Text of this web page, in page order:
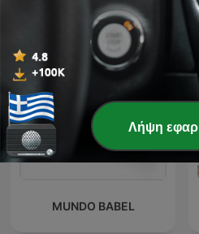
MUNDO BABEL
Λήψη